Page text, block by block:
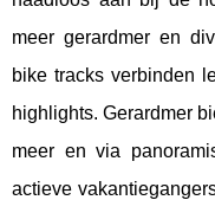
meer gerardmer en
bike tracks verbinden
highlights. Gerardmer
meer en via
actieve